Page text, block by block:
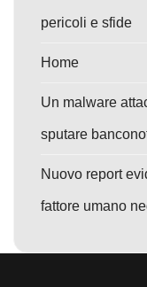
pericoli e sfide
Home
Un malware
sputare
Nuovo report
fattore umano